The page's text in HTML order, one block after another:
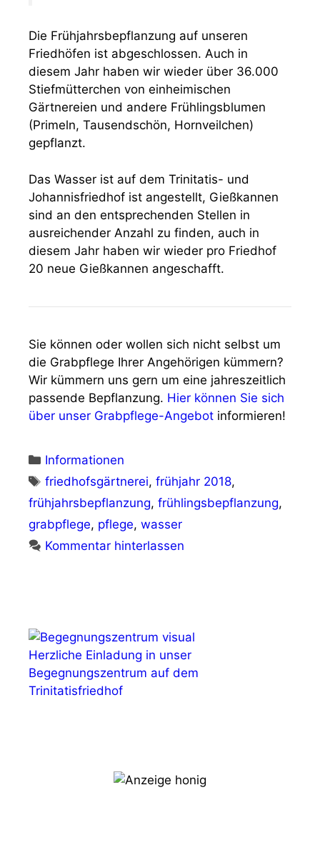
Die Frühjahrsbepflanzung auf unseren
Friedhöfen ist abgeschlossen. Auch in
diesem Jahr haben wir wieder über 36.000
Stiefmütterchen von einheimischen
Gärtnereien und andere Frühlingsblumen
(Primeln, Tausendschön, Hornveilchen)
gepflanzt.
Das Wasser ist auf dem Trinitatis- und
Johannisfriedhof ist angestellt, Gießkannen
sind an den entsprechenden Stellen in
ausreichender Anzahl zu finden, auch in
diesem Jahr haben wir wieder pro Friedhof
20 neue Gießkannen angeschafft.
Sie können oder wollen sich nicht selbst um
die Grabpflege Ihrer Angehörigen kümmern?
Wir kümmern uns gern um eine jahreszeitlich
passende Bepflanzung. Hier können Sie sich
über unser Grabpflege-Angebot informieren!
Kategorien
Informationen
Schlagwörter
friedhofsgärtnerei,frühjahr 2018,
frühjahrsbepflanzung, frühlingsbepflanzung,
grabpflege, pflege, wasser
Kommentar hinterlassen
Herzliche Einladung in unser
Begegnungszentrum auf dem
Trinitatisfriedhof